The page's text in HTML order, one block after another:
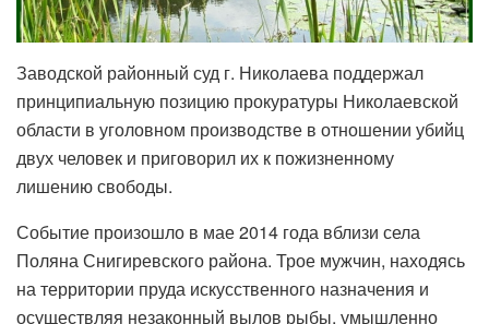
Заводской районный суд г. Николаева поддержал
принципиальную позицию прокуратуры Николаевской
области в уголовном производстве в отношении убийц
двух человек и приговорил их к пожизненному
лишению свободы.
Событие произошло в мае 2014 года вблизи села
Поляна Снигиревского района. Трое мужчин, находясь
на территории пруда искусственного назначения и
осуществляя незаконный вылов рыбы, умышленно